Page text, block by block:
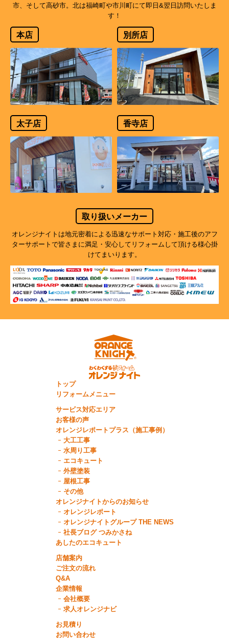
市、そして高砂市。北は福崎町や市川町にて即日&翌日訪問いたしま
す！
本店 別所店
太子店 香寺店
取り扱いメーカー
オレンジナイトは地元密着による迅速なサポート対応・施工後のアフ
ターサポートで皆さまに満足・安心してリフォームして頂ける様心掛
けてまいります。
トップ
リフォームメニュー
サービス対応エリア
お客様の声
オレンジレポートプラス（施工事例）
大工工事
水周り工事
エコキュート
外壁塗装
屋根工事
その他
オレンジナイトからのお知らせ
オレンジレポート
オレンジナイトグループ THE NEWS
社長ブログ つみかさね
あしたのエコキュート
店舗案内
ご注文の流れ
Q&A
企業情報
会社概要
求人オレンジナビ
お見積り
お問い合わせ